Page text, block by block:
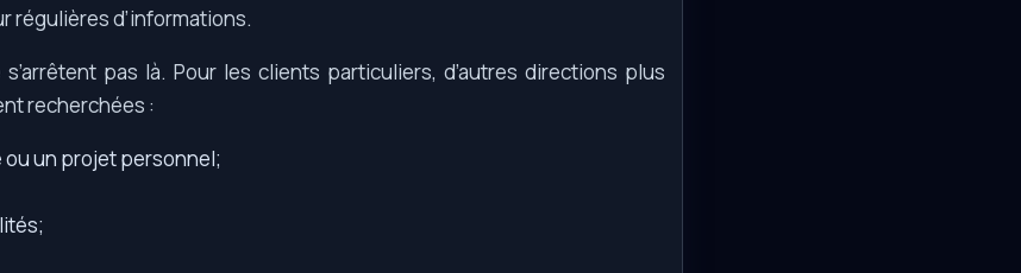
régulières d’informations.
pas là. Pour les clients particuliers, d’autres directions plus
recherchées :
ou un projet personnel;